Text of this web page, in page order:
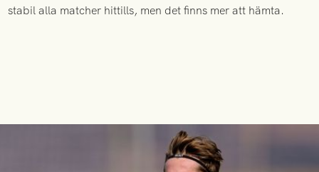
stabil alla matcher hittills, men det finns mer att hämta.